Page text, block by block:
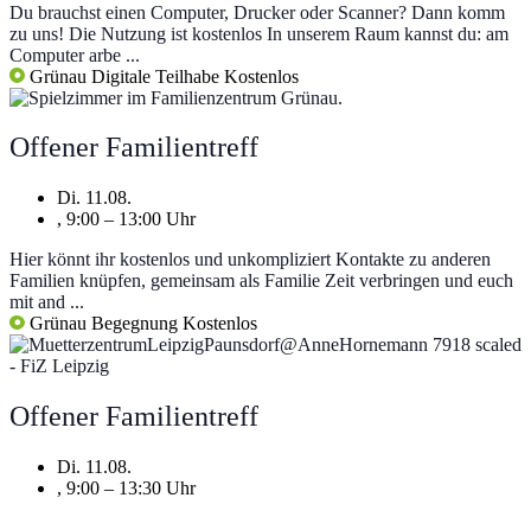
Du brauchst einen Computer, Drucker oder Scanner? Dann komm
zu uns! Die Nutzung ist kostenlos In unserem Raum kannst du: am
Computer arbe ...
GrünauDigitale Teilhabe Kostenlos
Offener Familientreff
Di. 11.08.
, 9:00 – 13:00 Uhr
Hier könnt ihr kostenlos und unkompliziert Kontakte zu anderen
Familien knüpfen, gemeinsam als Familie Zeit verbringen und euch
mit and ...
GrünauBegegnung Kostenlos
Offener Familientreff
Di. 11.08.
, 9:00 – 13:30 Uhr